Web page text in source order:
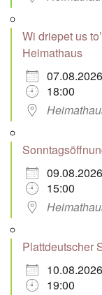
Wi driepet us
Heimathaus
07.08.2026
18:00
09.08.2026
15:00
Plattdeutscher
10.08.2026
19:00